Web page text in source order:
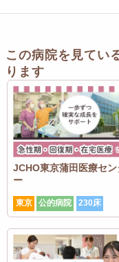
この病院を見てい
ります
JCHO東京蒲田医療セン
ー
東京 公的病院 230床